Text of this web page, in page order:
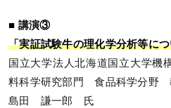
■ 講演③
「実証試験牛の理化学分析等に
国立大学法人北海道国立大学
料科学研究部門 食品科学分野
島田 謙一郎 氏